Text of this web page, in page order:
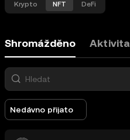
Krypto NFT DeFi
Shromážděno Aktivita
Nedávno přijato